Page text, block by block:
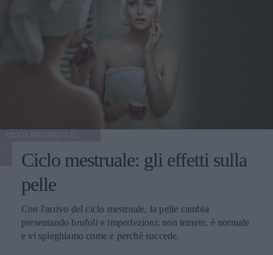
Ciclo mestruale: gli effetti sulla
pelle
Con l'arrivo del ciclo mestruale, la pelle cambia
presentando brufoli e imperfezioni: non temete, è normale
e vi spieghiamo come e perché succede.